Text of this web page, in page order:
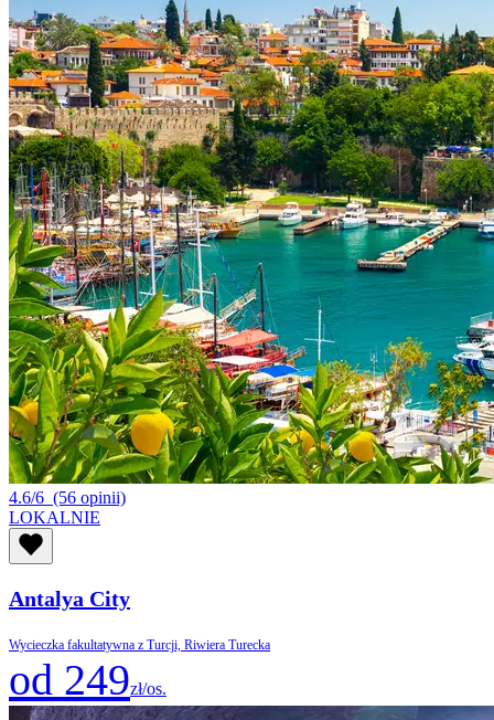
4.6/6 (56 opinii)
LOKALNIE
Antalya City
Wycieczka fakultatywna z Turcji, Riwiera Turecka
od 249zł/os.